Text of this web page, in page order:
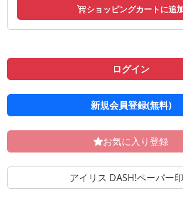
ショッピングカートに追
ログイン
新規会員登録(無料)
お気に入り登録
アイリス DASH!ペーパー